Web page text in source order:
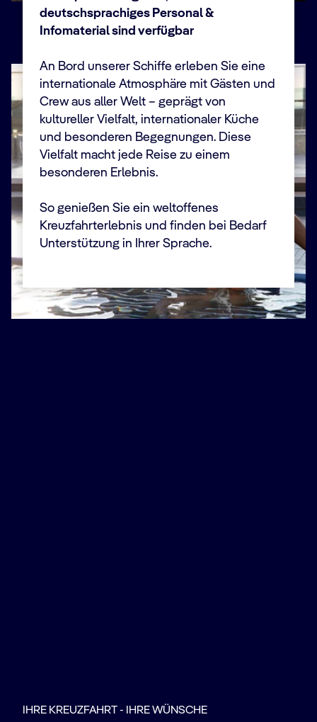
Familien & Kinder
deutschsprachiges Personal &
Infomaterial sind verfügbar
An Bord unserer Schiffe erleben Sie eine
internationale Atmosphäre mit Gästen und
Crew aus aller Welt – geprägt von
kultureller Vielfalt, internationaler Küche
und besonderen Begegnungen. Diese
Vielfalt macht jede Reise zu einem
besonderen Erlebnis.
So genießen Sie ein weltoffenes
Kreuzfahrterlebnis und finden bei Bedarf
Unterstützung in Ihrer Sprache.
IHRE KREUZFAHRT - IHRE WÜNSCHE